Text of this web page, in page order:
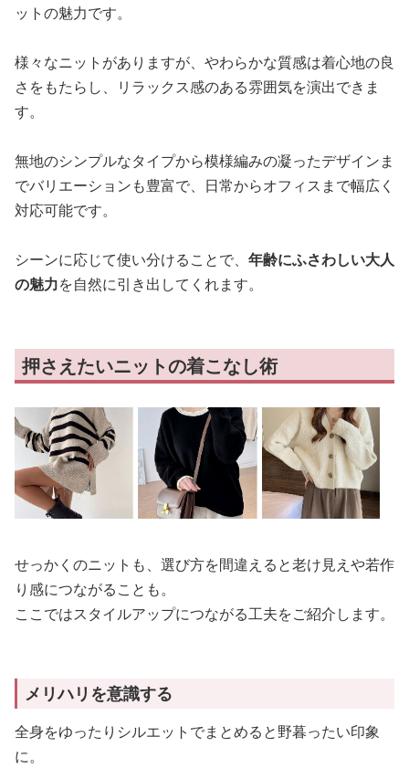
ットの魅力です。
様々なニットがありますが、やわらかな質感は着心地の良
さをもたらし、リラックス感のある雰囲気を演出できま
す。
無地のシンプルなタイプから模様編みの凝ったデザインま
でバリエーションも豊富で、日常からオフィスまで幅広く
対応可能です。
シーンに応じて使い分けることで、 年齢にふさわしい大人
の魅力を自然に引き出してくれます。
押さえたいニットの着こなし術
せっかくのニットも、選び方を間違えると老け見えや若作
り感につながることも。
ここではスタイルアップにつながる工夫をご紹介します。
メリハリを意識する
全身をゆったりシルエットでまとめると野暮ったい印象
に。